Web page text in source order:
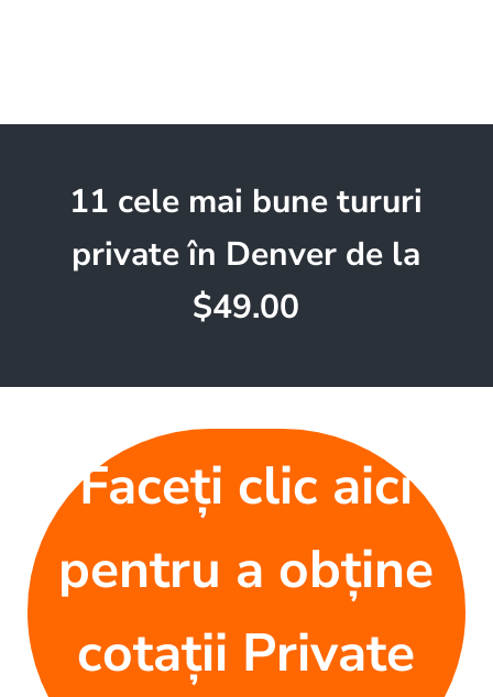
11 cele mai bune tururi
private în Denver de la
$49.00
Faceți clic aici
pentru a obține
cotații Private